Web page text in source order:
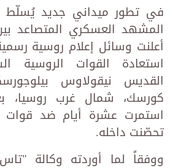
في تطور ميداني جديد يُسلّط
المشهد العسكري المتصاعد
أعلنت وسائل إعلام روسية
استعادة القوات الروسية
القديس نيقولاوس
كورسك، شمال غرب روسيا،
استمرت عشرة أيام ضد قوات
تحصّنت داخله.
ووفقاً لما أوردته وكالة